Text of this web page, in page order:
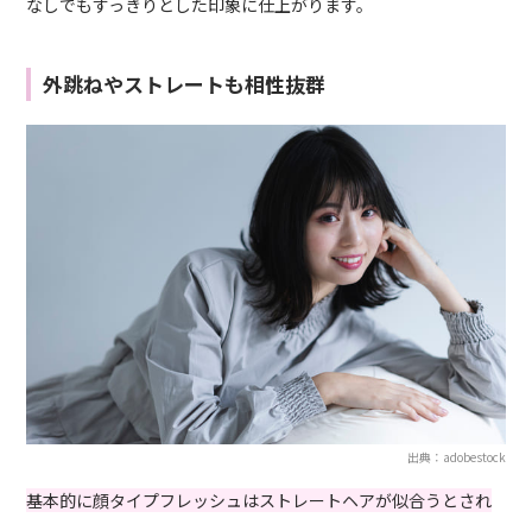
なしでもすっきりとした印象に仕上がります。
外跳ねやストレートも相性抜群
出典：adobestock
基本的に顔タイプフレッシュはストレートヘアが似合うとされ